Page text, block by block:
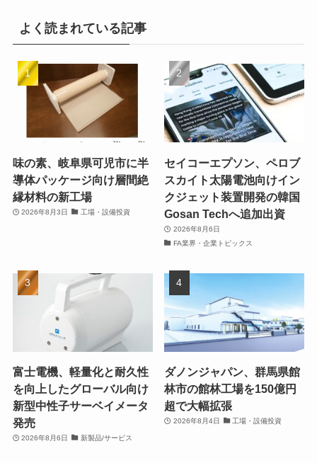
よく読まれている記事
味の素、岐阜県可児市に半
導体パッケージ向け層間絶
縁材料の新工場
2026年8月3日 工場・設備投資
セイコーエプソン、ペロブ
スカイト太陽電池向けイン
クジェット装置開発の韓国
Gosan Techへ追加出資
2026年8月6日
FA業界・企業トピックス
富士電機、軽量化と耐久性
を向上したグローバル向け
新型中性子サーベイメータ
発売
2026年8月6日 新製品/サービス
ダノンジャパン、群馬県館
林市の館林工場を150億円
超で大幅拡張
2026年8月4日 工場・設備投資